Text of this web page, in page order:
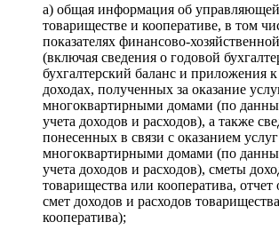
а) общая информация об
товариществе и кооперативе, в том
показателях финансово-
(включая сведения о годовой
бухгалтерский баланс и приложения
доходах, полученных за оказание
многоквартирными домами (по
учета доходов и расходов), а также
понесенных в связи с оказанием
многоквартирными домами (по
учета доходов и расходов), сметы
товарищества или кооператива,
смет доходов и расходов
кооператива);